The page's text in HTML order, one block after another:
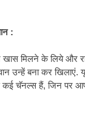
:
मिलने के लिये और
उन्हें बना कर खिलाएं.
चॅनल्स हैं, जिन पर